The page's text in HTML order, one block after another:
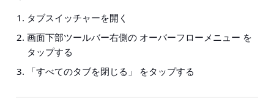
タブスイッチャーを開 く
画面下部ツールバー右側の オーバーフローメニュー を
タップする
「すべてのタブを閉じる」
をタップする